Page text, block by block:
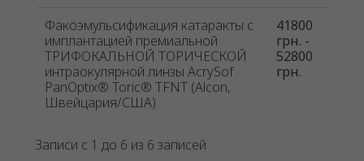
Факоэмульсификация катаракты с
имплантацией премиальной
ТРИФОКАЛЬНОЙ ТОРИЧЕСКОЙ
интраокулярной линзы AcrySof
PanOptix® Toric® TFNT (Alcon,
Швейцария/США)
41800
грн. -
52800
грн.
Записи с 1 до 6 из 6 записей